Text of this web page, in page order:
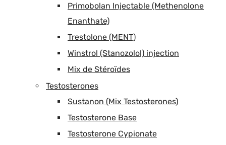
Primobolan Injectable (Methenolone
Enanthate)
Trestolone (MENT)
Winstrol (Stanozolol) injection
Mix de Stéroïdes
Testosterones
Sustanon (Mix Testosterones)
Testosterone Base
Testosterone Cypionate